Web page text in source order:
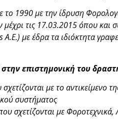
το 1990 με την ίδρυση
τις 17.03.2015 όπου και
με έδρα τα ιδιόκτητα
επιστημονική του
με το αντικείμενο
συστήματος
σχετίζονται με Φοροτεχνικά,